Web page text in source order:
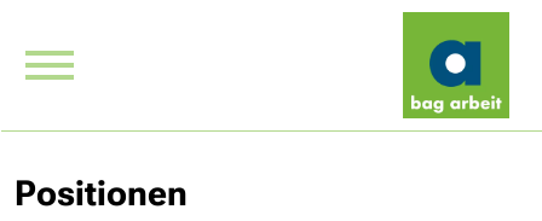
Positionen